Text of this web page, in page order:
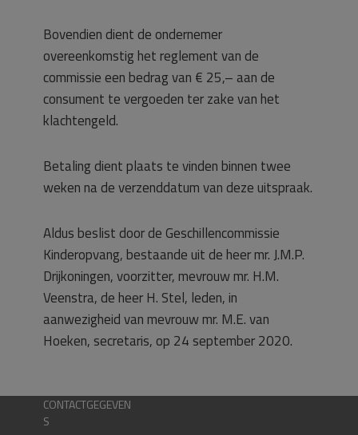
Bovendien dient de ondernemer
overeenkomstig het reglement van de
commissie een bedrag van € 25,– aan de
consument te vergoeden ter zake van het
klachtengeld.
Betaling dient plaats te vinden binnen twee
weken na de verzenddatum van deze uitspraak.
Aldus beslist door de Geschillencommissie
Kinderopvang, bestaande uit de heer mr. J.M.P.
Drijkoningen, voorzitter, mevrouw mr. H.M.
Veenstra, de heer H. Stel, leden, in
aanwezigheid van mevrouw mr. M.E. van
Hoeken, secretaris, op 24 september 2020.
CONTACTGEGEVEN
S